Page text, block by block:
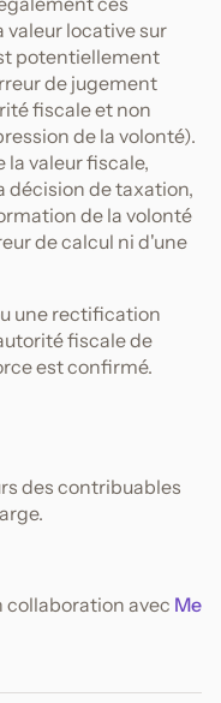
valeur locative sur
potentiellement
de jugement
fiscale et non
de la volonté).
la valeur fiscale,
de taxation,
de la volonté
de calcul ni d'une
une rectification
fiscale de
est confirmé.
des contribuables
collaboration avec Me